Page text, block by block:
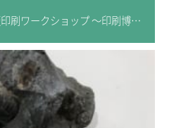
3年選択〈美文字〉報告 活版印刷ワークショップ ～印刷博物館～